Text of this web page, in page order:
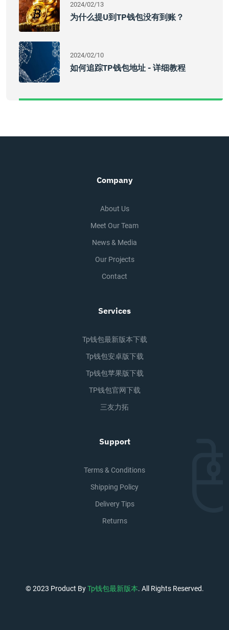
2024/02/13
为什么提U到TP钱包没有到账？
2024/02/10
如何追踪TP钱包地址 - 详细教程
Company
About Us
Meet Our Team
News & Media
Our Projects
Contact
Services
Tp钱包最新版本下载
Tp钱包安卓版下载
Tp钱包苹果版下载
TP钱包官网下载
三友力拓
Support
Terms & Conditions
Shipping Policy
Delivery Tips
Returns
© 2023 Product ByTp钱包最新版本. All Rights Reserved.